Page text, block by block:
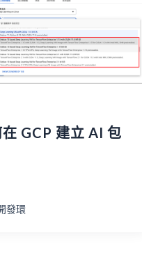
GCP 建立 AI 包
發環